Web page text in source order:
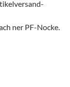
ner PF-Nocke.